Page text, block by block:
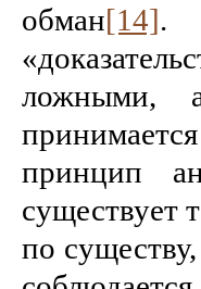
обман[14].
ложными,
принцип
существует
по